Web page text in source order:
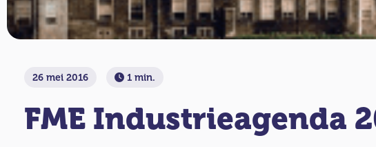
26 mei 2016 1 min.
FME Industrieagenda